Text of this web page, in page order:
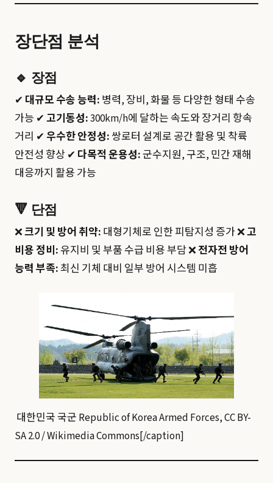
장단점 분석
🔹 장점
✔ 대규모 수송 능력: 병력, 장비, 화물 등 다양한 형태 수송
가능 ✔고기동성:300km/h에 달하는 속도와 장거리 항속
거리 ✔ 우수한 안정성: 쌍로터 설계로 공간 활용 및 착륙
안전성 향상 ✔ 다목적 운용성:군수지원, 구조, 민간 재해
대응까지 활용 가능
🔻 단점
❌크기 및 방어 취약: 대형기체로 인한 피탐지성 증가 ❌고
비용 정비:유지비 및 부품 수급 비용 부담 ❌전자전 방어
능력 부족:최신 기체 대비 일부 방어 시스템 미흡
대한민국 국군 Republic of Korea Armed Forces, CC BY-
SA 2.0 / Wikimedia Commons[/caption]